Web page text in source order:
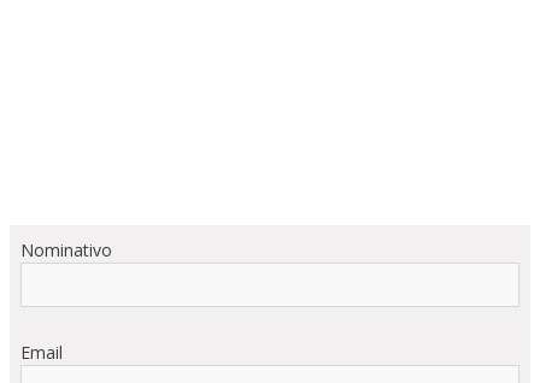
Nominativo
Email